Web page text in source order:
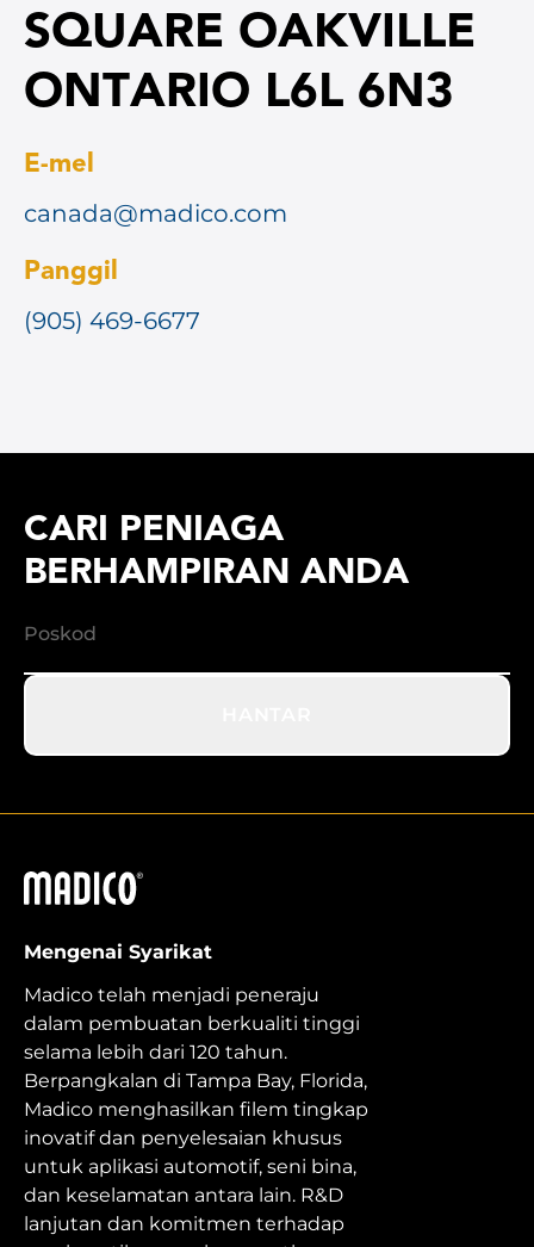
SQUARE OAKVILLE
ONTARIO L6L 6N3
E-mel
canada@madico.com
Panggil
(905) 469-6677
CARI PENIAGA
BERHAMPIRAN ANDA
Madico
Mengenai Syarikat
Madico telah menjadi peneraju
dalam pembuatan berkualiti tinggi
selama lebih dari 120 tahun.
Berpangkalan di Tampa Bay, Florida,
Madico menghasilkan filem tingkap
inovatif dan penyelesaian khusus
untuk aplikasi automotif, seni bina,
dan keselamatan antara lain. R&D
lanjutan dan komitmen terhadap